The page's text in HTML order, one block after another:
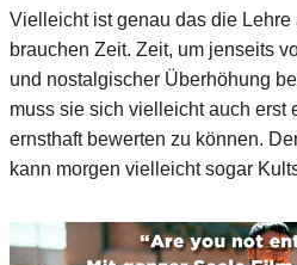
Vielleicht ist genau das die Lehre
brauchen Zeit. Zeit, um jenseits
und nostalgischer Überhöhung
muss sie sich vielleicht auch erst
ernsthaft bewerten zu können.
kann morgen vielleicht sogar